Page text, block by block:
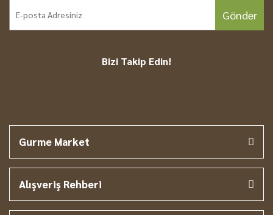
Gönder
Bizi Takip Edin!
Gurme Market
Alışveriş Rehberi